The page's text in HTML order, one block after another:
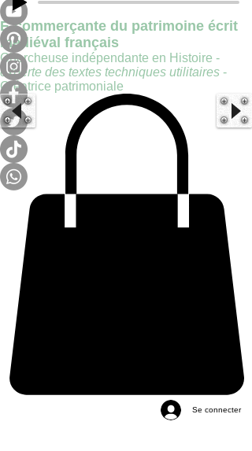
E-commerçante du patrimoine écrit
médiéval français
Chercheuse indépendante en Histoire -
experte des textes techniques utilitaires -
Créatrice patrimoniale
Se connecter